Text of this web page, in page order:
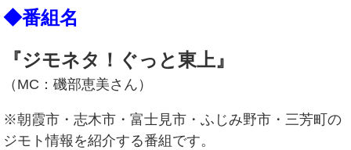
◆番組名
『ジモネタ！ぐっと東上』
（MC：磯部恵美さん）
※朝霞市・志木市・富士見市・ふじみ野市・三芳町の
ジモト情報を紹介する番組です。